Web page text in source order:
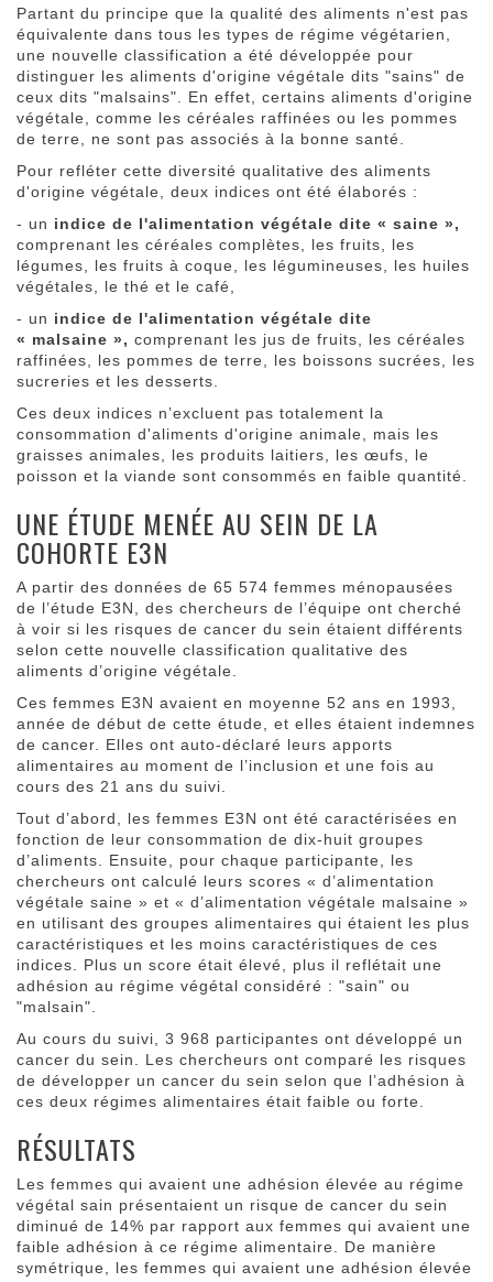
Partant du principe que la qualité des aliments n'est pas
équivalente dans tous les types de régime végétarien,
une nouvelle classification a été développée pour
distinguer les aliments d'origine végétale dits "sains" de
ceux dits "malsains". En effet, certains aliments d'origine
végétale, comme les céréales raffinées ou les pommes
de terre, ne sont pas associés à la bonne santé.
Pour refléter cette diversité qualitative des aliments
d'origine végétale, deux indices ont été élaborés :
- un indice de l'alimentation végétale dite « saine »,
comprenant les céréales complètes, les fruits, les
légumes, les fruits à coque, les légumineuses, les huiles
végétales, le thé et le café,
- un indice de l'alimentation végétale dite
« malsaine », comprenant les jus de fruits, les céréales
raffinées, les pommes de terre, les boissons sucrées, les
sucreries et les desserts.
Ces deux indices n’excluent pas totalement la
consommation d'aliments d'origine animale, mais les
graisses animales, les produits laitiers, les œufs, le
poisson et la viande sont consommés en faible quantité.
UNE ÉTUDE MENÉE AU SEIN DE LA
COHORTE E3N
A partir des données de 65 574 femmes ménopausées
de l’étude E3N, des chercheurs de l’équipe ont cherché
à voir si les risques de cancer du sein étaient différents
selon cette nouvelle classification qualitative des
aliments d’origine végétale.
Ces femmes E3N avaient en moyenne 52 ans en 1993,
année de début de cette étude, et elles étaient indemnes
de cancer. Elles ont auto-déclaré leurs apports
alimentaires au moment de l’inclusion et une fois au
cours des 21 ans du suivi.
Tout d’abord, les femmes E3N ont été caractérisées en
fonction de leur consommation de dix-huit groupes
d’aliments. Ensuite, pour chaque participante, les
chercheurs ont calculé leurs scores « d’alimentation
végétale saine » et « d’alimentation végétale malsaine »
en utilisant des groupes alimentaires qui étaient les plus
caractéristiques et les moins caractéristiques de ces
indices. Plus un score était élevé, plus il reflétait une
adhésion au régime végétal considéré : "sain" ou
"malsain".
Au cours du suivi, 3 968 participantes ont développé un
cancer du sein. Les chercheurs ont comparé les risques
de développer un cancer du sein selon que l’adhésion à
ces deux régimes alimentaires était faible ou forte.
RÉSULTATS
Les femmes qui avaient une adhésion élevée au régime
végétal sain présentaient un risque de cancer du sein
diminué de 14% par rapport aux femmes qui avaient une
faible adhésion à ce régime alimentaire. De manière
symétrique, les femmes qui avaient une adhésion élevée